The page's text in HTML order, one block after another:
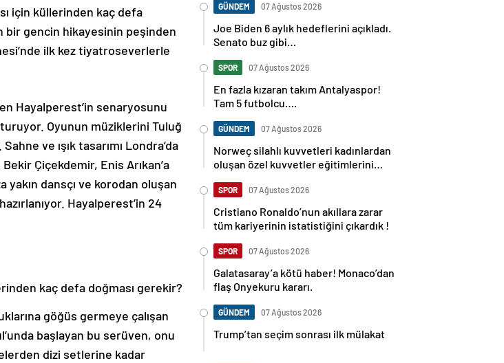
için küllerinden kaç defa
bir gencin hikayesinin peşinden
ilk kez tiyatroseverlerle
Hayalperest’in senaryosunu
Oyunun müziklerini Tuluğ
ve ışık tasarımı Londra’da
Çiçekdemir, Enis Arıkan’a
dansçı ve korodan oluşan
Hayalperest’in 24
kaç defa doğması gerekir?
göğüs germeye çalışan
başlayan bu serüven, onu
dizi setlerine kadar
GÜNDEM 07 Ağustos 2026
Joe Biden 6 aylık hedeflerini açıkladı.
Senato buz gibi…
SPOR 07 Ağustos 2026
En fazla kızaran takım Antalyaspor!
Tam 5 futbolcu….
GÜNDEM 07 Ağustos 2026
Norweç silahlı kuvvetleri kadınlardan
oluşan özel kuvvetler eğitimlerini
SPOR 07 Ağustos 2026
Cristiano Ronaldo’nun akıllara zarar
tüm kariyerinin istatistiğini çıkardık !
SPOR 07 Ağustos 2026
Galatasaray’a kötü haber! Monaco’dan
flaş Onyekuru kararı.
GÜNDEM 07 Ağustos 2026
Trump’tan seçim sonrası ilk mülakat